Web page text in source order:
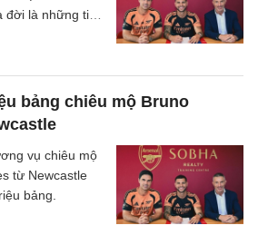
là những tin
bảng chiêu mộ Bruno
vụ chiêu mộ
từ Newcastle
bảng.